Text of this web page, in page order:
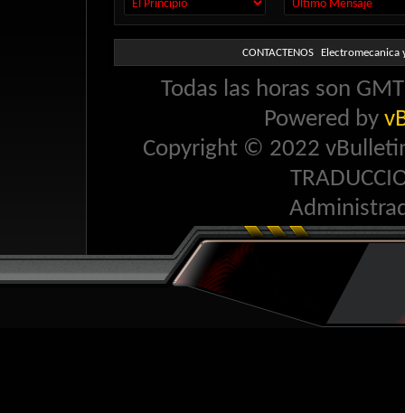
CONTACTENOS Electromecanica
Todas las horas son
Powered by
Copyright © 2022